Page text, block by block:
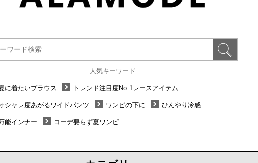
人気キーワード
に着たいブラウス トレンド注目度No.1レースアイテム
シャレ度あがるワイドパンツ ワンピの下に ひんやり冷感
能インナー コーデ要らず夏ワンピ